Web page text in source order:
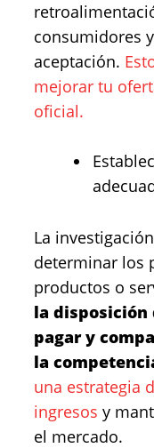
consumidores
aceptación.
mejorar tu
oficial.
La
determinar los
productos o
la disposición
pagar y
la
una estrategia
ingresos y
el mercado.